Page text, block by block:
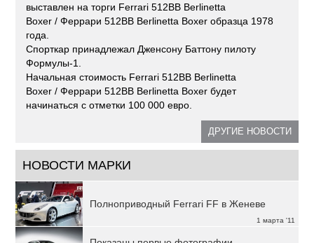
выставлен на торги Ferrari 512BB Berlinetta
Boxer / Феррари 512BB Berlinetta Boxer образца 1978
года.
Спорткар принадлежал Дженсону Баттону пилоту
Формулы-1.
Начальная стоимость Ferrari 512BB Berlinetta
Boxer / Феррари 512BB Berlinetta Boxer будет
начинаться с отметки 100 000 евро.
ДРУГИЕ НОВОСТИ
НОВОСТИ МАРКИ
1 марта '11
Полноприводный Ferrari FF в Женеве